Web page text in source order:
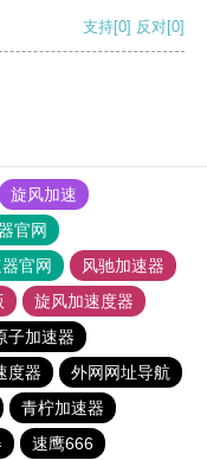
支持[0] 反对[0]
旋风加速
官网
官网
风驰加速器
旋风加速度器
子加速器
度器
外网网址导航
青柠加速器
速鹰666